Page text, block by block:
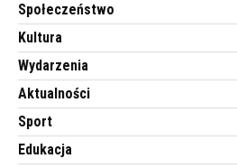
Społeczeństwo
Kultura
Wydarzenia
Aktualności
Sport
Edukacja